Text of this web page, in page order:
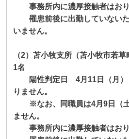
事務所内に濃厚接触者はお
罹患前後に出勤していない
いません。
（2）苫小牧支所（苫小牧市若草
1名
陽性判定日 4月 11日（月
りません。
※なお、同職員は4月 9日（
ません。
事務所内に濃厚接触者はお